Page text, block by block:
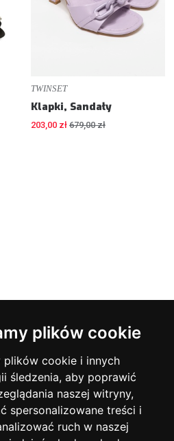
plików cookie
plików cookie i innych
śledzenia, aby poprawić
naszej witryny,
spersonalizowane treści i
ruch w naszej
TWINSET
Klapki, Sandały
203,00 zł 679,00 zł